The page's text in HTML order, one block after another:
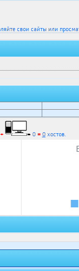
свои сайты или
+ 0 = 0хостов.